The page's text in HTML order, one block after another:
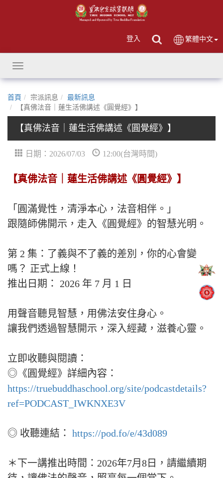
登入 繁體中文
Toggle
navigation
首頁 宗派訊息
最新訊息
【真佛法音｜蓮生活佛講述《圓覺經》】
【真佛法音｜蓮生活佛講述《圓覺經》】
日期：2026/07/03 12:00(台灣時間)
【真佛法音｜蓮生活佛講述《圓覺經》】
「圓滿覺性，清淨本心，法音相伴。」
跟隨師佛開示，走入《圓覺經》的智慧光明。
第 2 集：了義與不了義的差別，你的心會變
嗎？ 正式上線！
推出日期： 2026 年 7 月 1 日
用聲音聽見智慧，用佛法安住身心。
讓我們透過智慧開示，深入經藏，滋養心靈。
立即收聽與閱讀：
◎《圓覺經》詳細內容：
https://truebuddhaschool.org/site/podcastdetails?
ref=PODCAST_IWKNXE3V
◎ 收聽連結： https://pod.fo/e/43d089
＊下一講推出時間：2026年7月8日，請繼續期